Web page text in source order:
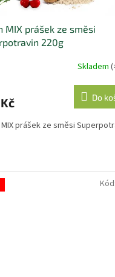
MIX prášek ze směsi
220g
Skladem
Do
prášek ze směsi
Kód: